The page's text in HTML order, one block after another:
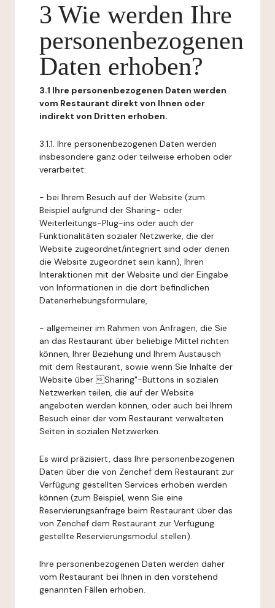
3 Wie werden Ihre
personenbezogenen
Daten erhoben?
3.1 Ihre personenbezogenen Daten werden
vom Restaurant direkt von Ihnen oder
indirekt von Dritten erhoben.
3.1.1. Ihre personenbezogenen Daten werden
insbesondere ganz oder teilweise erhoben oder
verarbeitet:
- bei Ihrem Besuch auf der Website (zum
Beispiel aufgrund der Sharing- oder
Weiterleitungs-Plug-ins oder auch der
Funktionalitäten sozialer Netzwerke, die der
Website zugeordnet/integriert sind oder denen
die Website zugeordnet sein kann), Ihren
Interaktionen mit der Website und der Eingabe
von Informationen in die dort befindlichen
Datenerhebungsformulare,
- allgemeiner im Rahmen von Anfragen, die Sie
an das Restaurant über beliebige Mittel richten
können, Ihrer Beziehung und Ihrem Austausch
mit dem Restaurant, sowie wenn Sie Inhalte der
Website über Sharing"-Buttons in sozialen
Netzwerken teilen, die auf der Website
angeboten werden können, oder auch bei Ihrem
Besuch einer der vom Restaurant verwalteten
Seiten in sozialen Netzwerken.
Es wird präzisiert, dass Ihre personenbezogenen
Daten über die von Zenchef dem Restaurant zur
Verfügung gestellten Services erhoben werden
können (zum Beispiel, wenn Sie eine
Reservierungsanfrage beim Restaurant über das
von Zenchef dem Restaurant zur Verfügung
gestellte Reservierungsmodul stellen).
Ihre personenbezogenen Daten werden daher
vom Restaurant bei Ihnen in den vorstehend
genannten Fällen erhoben.